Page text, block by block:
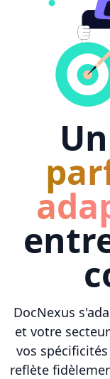
DocNexus
et votre
vos
reflète